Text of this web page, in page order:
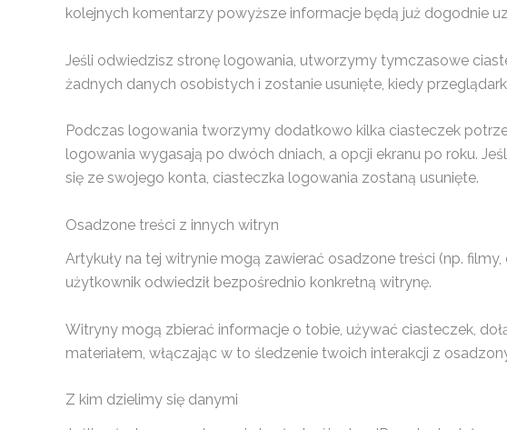
kolejnych komentarzy powyższe informacje będą już dogodnie
Jeśli odwiedzisz stronę logowania, utworzymy tymczasowe
żadnych danych osobistych i zostanie usunięte, kiedy
Podczas logowania tworzymy dodatkowo kilka ciasteczek
logowania wygasają po dwóch dniach, a opcji ekranu po roku.
się ze swojego konta, ciasteczka logowania zostaną usunięte.
Osadzone treści z innych witryn
Artykuły na tej witrynie mogą zawierać osadzone treści (np.
użytkownik odwiedził bezpośrednio konkretną witrynę.
Witryny mogą zbierać informacje o tobie, używać ciasteczek,
materiałem, włączając w to śledzenie twoich interakcji z
Z kim dzielimy się danymi